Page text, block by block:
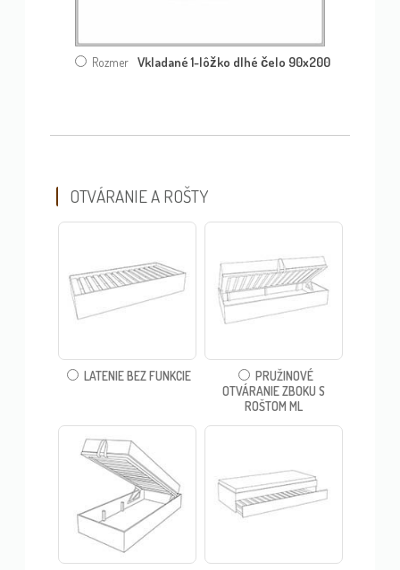
Rozmer Vkladané 1-lôžko dlhé čelo 90x200
OTVÁRANIE A ROŠTY
LATENIE BEZ FUNKCIE
PRUŽINOVÉ
OTVÁRANIE ZBOKU S
ROŠTOM ML